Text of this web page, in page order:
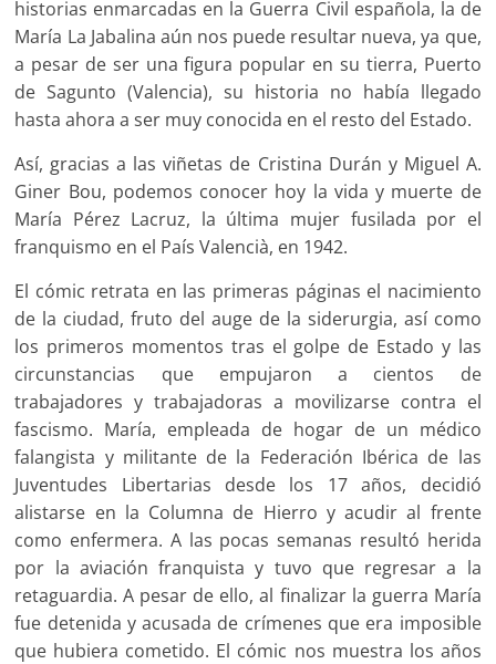
historias enmarcadas en la Guerra Civil española, la de
María La Jabalina aún nos puede resultar nueva, ya que,
a pesar de ser una figura popular en su tierra, Puerto
de Sagunto (Valencia), su historia no había llegado
hasta ahora a ser muy conocida en el resto del Estado.
Así, gracias a las viñetas de Cristina Durán y Miguel A.
Giner Bou, podemos conocer hoy la vida y muerte de
María Pérez Lacruz, la última mujer fusilada por el
franquismo en el País Valencià, en 1942.
El cómic retrata en las primeras páginas el nacimiento
de la ciudad, fruto del auge de la siderurgia, así como
los primeros momentos tras el golpe de Estado y las
circunstancias que empujaron a cientos de
trabajadores y trabajadoras a movilizarse contra el
fascismo. María, empleada de hogar de un médico
falangista y militante de la Federación Ibérica de las
Juventudes Libertarias desde los 17 años, decidió
alistarse en la Columna de Hierro y acudir al frente
como enfermera. A las pocas semanas resultó herida
por la aviación franquista y tuvo que regresar a la
retaguardia. A pesar de ello, al finalizar la guerra María
fue detenida y acusada de crímenes que era imposible
que hubiera cometido. El cómic nos muestra los años